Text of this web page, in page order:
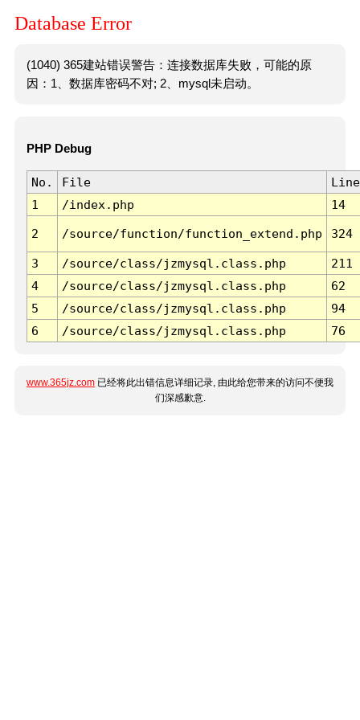
Database Error
(1040) 365建站错误警告：连接数据库失败，可能的原
因：1、数据库密码不对; 2、mysql未启动。
PHP Debug
No. File
Line
1
/index.php 14
2 /source/function/function_extend.php 324
3 /source/class/jzmysql.class.php
211
4
/source/class/jzmysql.class.php
62
5
/source/class/jzmysql.class.php
94
6
/source/class/jzmysql.class.php 76
www.365jz.com 已经将此出错信息详细记录, 由此给您带来的访问不便我
们深感歉意.